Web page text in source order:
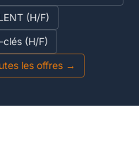
(H/F)
(H/F)
les offres →